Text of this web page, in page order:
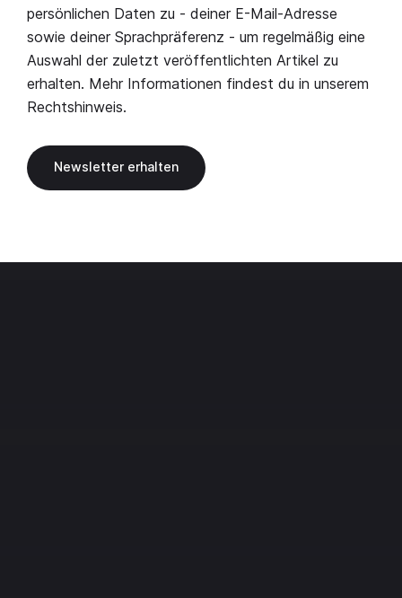
persönlichen Daten zu - deiner E-Mail-Adresse
sowie deiner Sprachpräferenz - um regelmäßig eine
Auswahl der zuletzt veröffentlichten Artikel zu
erhalten. Mehr Informationen findest du in unserem
Rechtshinweis.